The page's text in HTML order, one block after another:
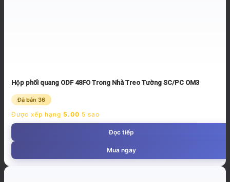
Hộp phối quang ODF 48FO Trong Nhà Treo Tường SC/PC OM3
Đã bán 36
Được xếp hạng 5.00 5 sao
Đọc tiếp
Mua ngay